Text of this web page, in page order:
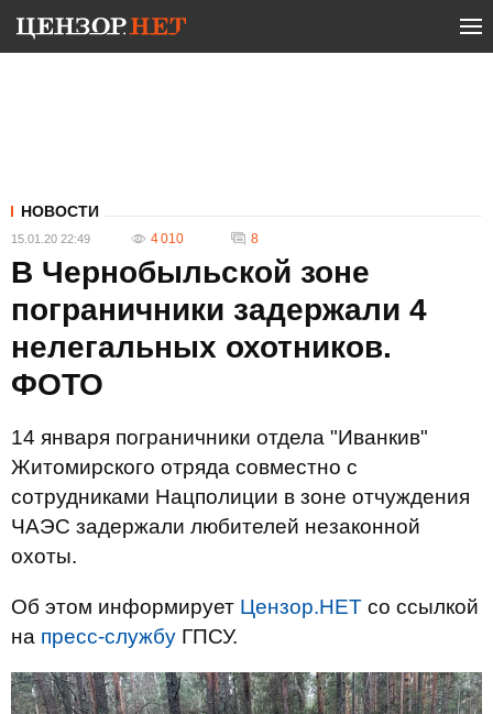
НОВОСТИ
15.01.20 22:49 4 010 8
В Чернобыльской зоне
пограничники задержали 4
нелегальных охотников.
ФОТО
14 января пограничники отдела "Иванкив"
Житомирского отряда совместно с
сотрудниками Нацполиции в зоне отчуждения
ЧАЭС задержали любителей незаконной
охоты.
Об этом информирует Цензор.НЕТ со ссылкой
на пресс-службу ГПСУ.